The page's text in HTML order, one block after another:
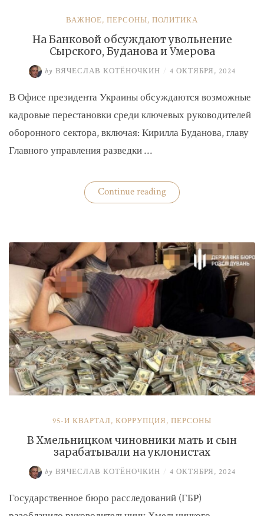
ВАЖНОЕ, ПЕРСОНЫ, ПОЛИТИКА
На Банковой обсуждают увольнение
Сырского, Буданова и Умерова
by ВЯЧЕСЛАВ КОТЁНОЧКИН / 4 ОКТЯБРЯ, 2024
В Офисе президента Украины обсуждаются возможные
кадровые перестановки среди ключевых руководителей
оборонного сектора, включая: Кирилла Буданова, главу
Главного управления разведки …
Continue reading«На
Банковой
Буданова
и
Умерова»
95-Й КВАРТАЛ, КОРРУПЦИЯ, ПЕРСОНЫ
В Хмельницком чиновники мать и сын
зарабатывали на уклонистах
by ВЯЧЕСЛАВ КОТЁНОЧКИН / 4 ОКТЯБРЯ, 2024
Государственное бюро расследований (ГБР)